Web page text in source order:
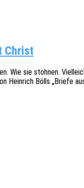
Christ
Wie sie stöh­nen.
Hein­rich Bölls „Briefe